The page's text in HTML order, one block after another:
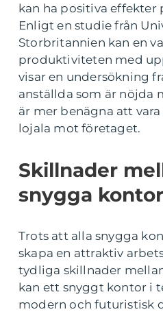
kan ha positiva effekter
Enligt en studie från
Storbritannien kan en
produktiviteten med
visar en undersökning
anställda som är nöjda
är mer benägna att
lojala mot företaget.
Skillnader
snygga kontor
Trots att alla snygga
skapa en attraktiv
tydliga skillnader
kan ett snyggt kontor i
modern och futuristisk